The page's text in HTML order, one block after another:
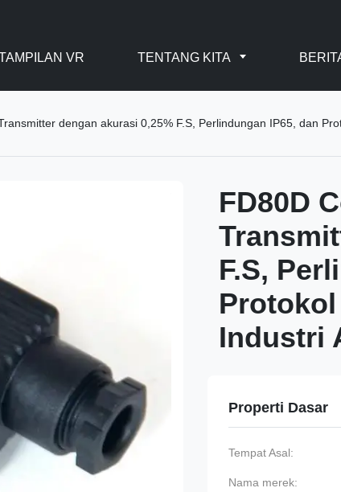
VR TENTANG KITA
dengan akurasi 0,25% F.S, Perlindungan IP65, dan
FD80D
F.S,
Protokol
Industri
Properti Dasar
Tempat Asal:
Nama merek: